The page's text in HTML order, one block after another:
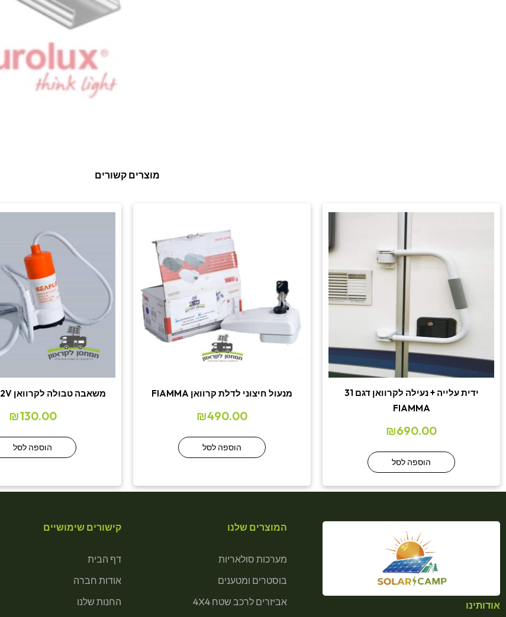
מוצרים קשורים
ידית עלייה + נעילה לקרוואן דגם 31
FIAMMA
₪690.00
הוספה לסל
מנעול חיצוני לדלת קרוואן FIAMMA
₪490.00
הוספה לסל
משאבה טבולה לקרוואן SEAFLO 12V
₪130.00
הוספה לסל
אודותינו
המוצרים שלנו
מערכות סולאריות
בוסטרים ומטענים
אביזרים לרכב שטח 4X4
קישורים שימושיים
דף הבית
אודות חברה
החנות שלנו